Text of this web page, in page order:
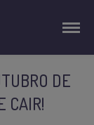
DE
CAIR!